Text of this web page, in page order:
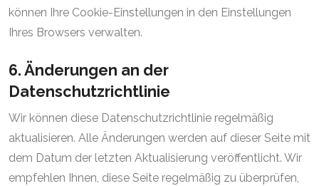
können Ihre Cookie-Einstellungen in den Einstellungen
Ihres Browsers verwalten.
6. Änderungen an der
Datenschutzrichtlinie
Wir können diese Datenschutzrichtlinie regelmäßig
aktualisieren. Alle Änderungen werden auf dieser Seite mit
dem Datum der letzten Aktualisierung veröffentlicht. Wir
empfehlen Ihnen, diese Seite regelmäßig zu überprüfen,